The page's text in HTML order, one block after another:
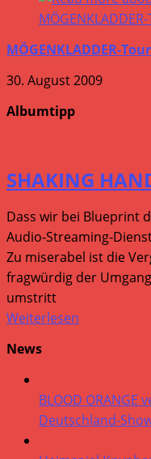
MÖGENKLADDER-
30. August 2009
Albumtipp
SHAKING
Dass wir bei Blueprint
Audio-Streaming-
Zu miserabel ist die
fragwürdig der
umstritt
Weiterlesen
News
BLOOD
Deutschland-